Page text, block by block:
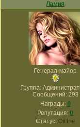
Ламия
Генерал-майор
Группа:
Сообщений: 293
Награды: 0
Репутация: 0
Статус: Offline